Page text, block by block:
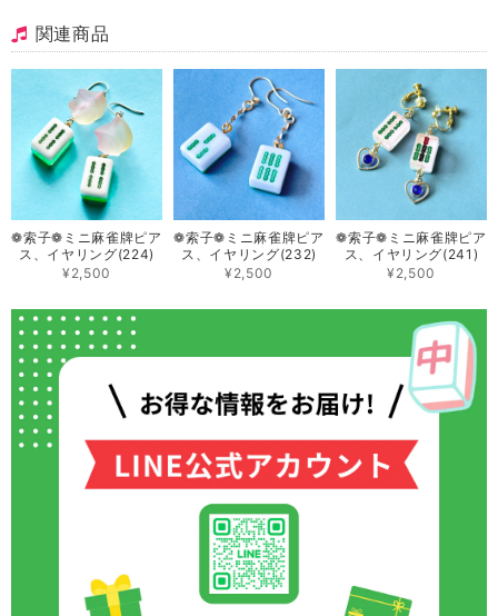
関連商品
❁索子❁ミニ 麻雀牌ピア
ス、イヤリング(224)
¥2,500
❁索子❁ミニ 麻雀牌ピア
ス、イヤリング(232)
¥2,500
❁索子❁ミニ 麻雀牌ピア
ス、イヤリング(241)
¥2,500